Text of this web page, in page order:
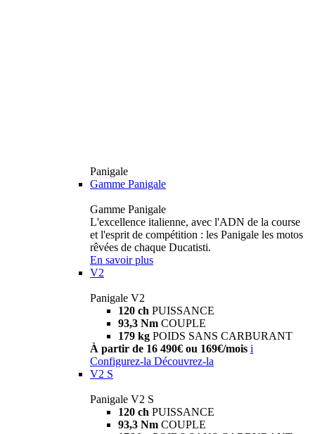
Panigale
Gamme Panigale
Gamme Panigale
L'excellence italienne, avec l'ADN de la course
et l'esprit de compétition : les Panigale les motos
rêvées de chaque Ducatisti.
En savoir plus
V2
Panigale V2
120 ch PUISSANCE
93,3 Nm COUPLE
179 kg POIDS SANS CARBURANT
À partir de 16 490€ ou 169€/mois i
Configurez-la Découvrez-la
V2 S
Panigale V2 S
120 ch PUISSANCE
93,3 Nm COUPLE